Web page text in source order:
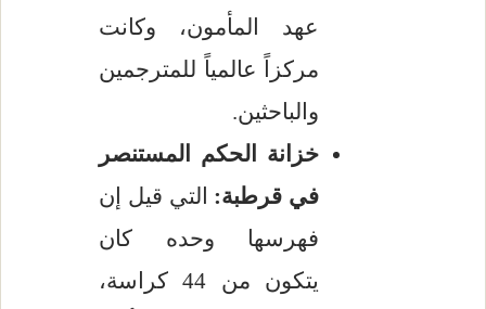
عهد المأمون، وكانت
مركزاً عالمياً للمترجمين
والباحثين.
خزانة الحكم المستنصر
في قرطبة: التي قيل إن
فهرسها وحده كان
يتكون من 44 كراسة،